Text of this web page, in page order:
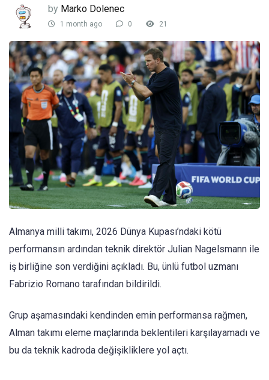
by Marko Dolenec
1 month ago 0 21
Almanya milli takımı, 2026 Dünya Kupası’ndaki kötü
performansın ardından teknik direktör Julian Nagelsmann ile
iş birliğine son verdiğini açıkladı. Bu, ünlü futbol uzmanı
Fabrizio Romano tarafından bildirildi.
Grup aşamasındaki kendinden emin performansa rağmen,
Alman takımı eleme maçlarında beklentileri karşılayamadı ve
bu da teknik kadroda değişikliklere yol açtı.